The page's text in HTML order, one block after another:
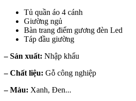
Tủ quần áo 4 cánh
Giường ngủ
Bàn trang điểm gương đèn Led
Táp đầu giường
– Sản xuất: Nhập khẩu
– Chất liệu: Gỗ công nghiệp
– Màu: Xanh, Đen...